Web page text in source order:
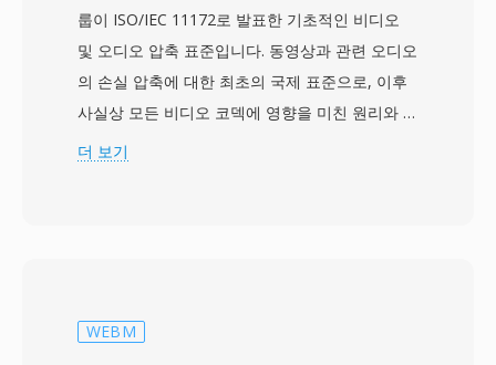
룹이 ISO/IEC 11172로 발표한 기초적인 비디오
및 오디오 압축 표준입니다. 동영상과 관련 오디오
의 손실 압축에 대한 최초의 국제 표준으로, 이후
사실상 모든 비디오 코덱에 영향을 미친 원리와 기
술을 확립했습니다. MPEG-1 비디오는 움직임 보
트레이트를 목표로 하여, SIF 해상도(NTSC의 경
더 보기
WEBM